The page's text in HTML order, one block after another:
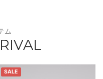
ム
SALE